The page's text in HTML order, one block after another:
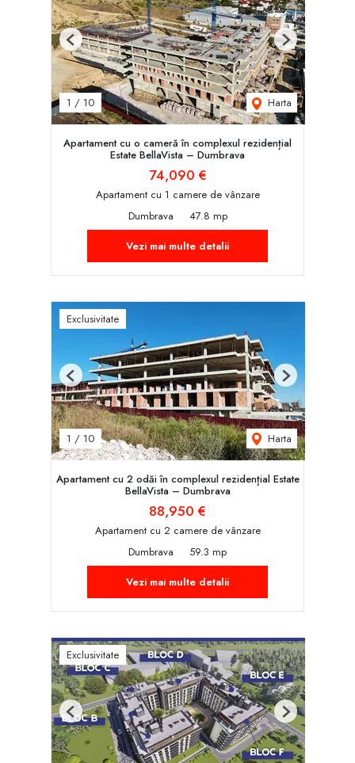
1 / 10 Harta
Previous Next
Apartament cu o cameră în complexul rezidențial
Estate BellaVista – Dumbrava
74,090 €
Apartament cu 1 camere de vânzare
Dumbrava
47.8 mp
Vezi mai multe detalii
Exclusivitate
1 / 10 Harta
Previous Next
Apartament cu 2 odăi în complexul rezidențial Estate
BellaVista – Dumbrava
88,950 €
Apartament cu 2 camere de vânzare
Dumbrava
59.3 mp
Vezi mai multe detalii
Exclusivitate
Previous Next